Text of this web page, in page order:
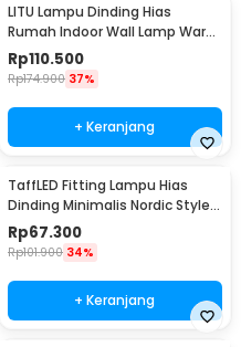
LITU Lampu Dinding Hias
Rumah Indoor Wall Lamp Warm
White 3000K 7W - W22
Rp110.500
Rp174.900 37%
+ Keranjang
TaffLED Fitting Lampu Hias
Dinding Minimalis Nordic Style
E27 265V - WF-M004
Rp67.300
Rp101.900 34%
+ Keranjang